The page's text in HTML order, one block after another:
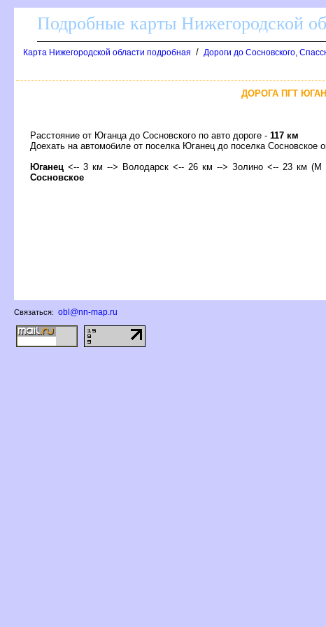
Подробные карты Нижегородской
Карта Нижегородской области подробная / Дороги до Сосновского,
ДОРОГА ПГТ
Расстояние от Юганца до Сосновского по авто дороге - 117 км
Доехать на автомобиле от поселка Юганец до поселка
Юганец <-- 3 км --> Володарск <-- 26 км --> Золино <-- 23 км (М
Сосновское
Связаться: obl@nn-map.ru